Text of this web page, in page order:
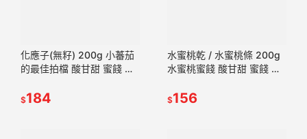
化應子(無籽) 200g 小蕃茄
的最佳拍檔 酸甘甜 蜜餞 解
蜜餞推薦 懷舊滋味【甜園】
$184
水蜜桃乾 / 水蜜桃條 200g
水蜜桃蜜餞 酸甘甜 蜜餞 解
蜜餞推薦 懷舊滋味【甜園】
$156